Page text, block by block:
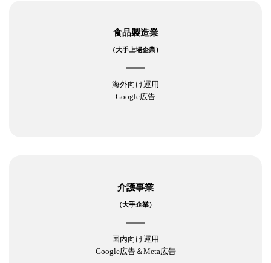
食品製造業
（大手上場企業）
海外向け運用
Google広告
介護事業
（大手企業）
国内向け運用
Google広告＆Meta広告